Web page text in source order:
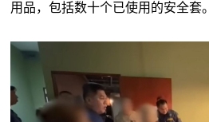
用品，包括数十个已使用的安全套。